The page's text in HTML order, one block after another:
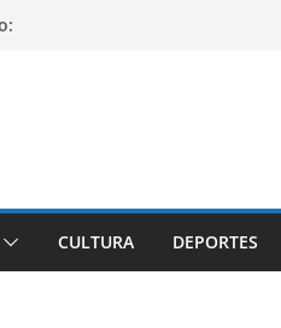
CULTURA DEPORTES